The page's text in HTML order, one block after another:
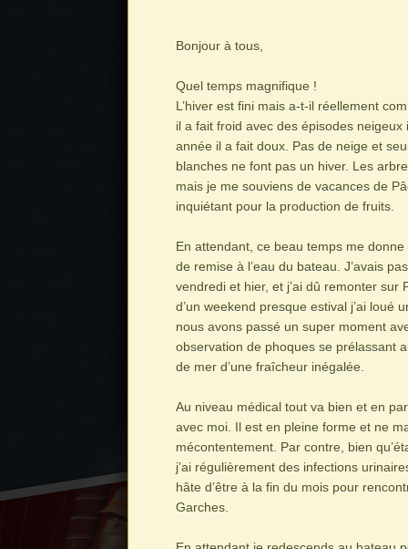
Bonjour à tous,
Quel temps magnifique !
L’hiver est fini mais a-t-il réellement
il a fait froid avec des épisodes
année il a fait doux. Pas de neige et
blanches ne font pas un hiver. Les
mais je me souviens de vacances de
inquiétant pour la production de fruits.
En attendant, ce beau temps me
de remise à l’eau du bateau. J’avais
vendredi et hier, et j’ai dû remonter sur
d’un weekend presque estival j’ai loué
nous avons passé un super moment
observation de phoques se prélassant
de mer d’une fraîcheur inégalée.
Au niveau médical tout va bien et en
avec moi. Il est en pleine forme et ne
mécontentement. Par contre, bien
j’ai régulièrement des infections
hâte d’être à la fin du mois pour
Garches.